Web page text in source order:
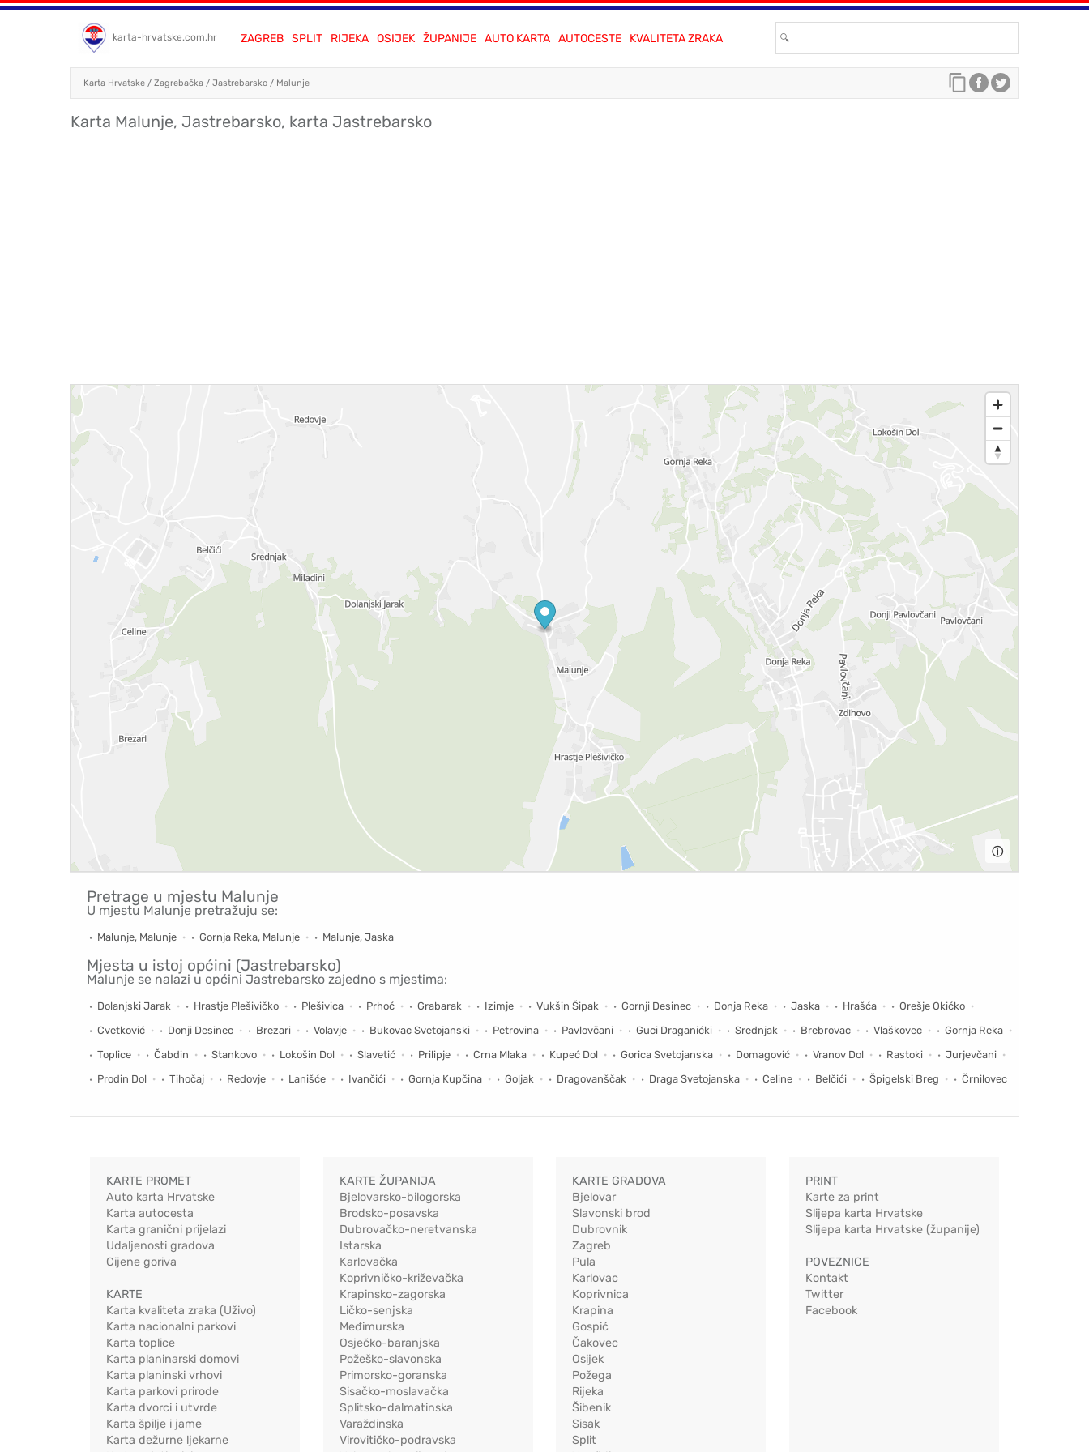
karta-hrvatske.com.hr ZAGREB SPLIT RIJEKA OSIJEK ŽUPANIJE AUTO KARTA AUTOCESTE KVALITETA ZRAKA
Karta Hrvatske / Zagrebačka / Jastrebarsko / Malunje
Karta Malunje, Jastrebarsko, karta Jastrebarsko
ⓘ
Pretrage u mjestu Malunje
U mjestu Malunje pretražuju se:
Malunje, Malunje Gornja Reka, Malunje Malunje, Jaska
Mjesta u istoj općini (Jastrebarsko)
Malunje se nalazi u općini Jastrebarsko zajedno s mjestima:
Dolanjski Jarak Hrastje Plešivičko Plešivica Prhoć Grabarak Izimje Vukšin Šipak Gornji Desinec Donja Reka Jaska Hrašća
Orešje Okićko
Cvetković
Donji Desinec Brezari Volavje Bukovac Svetojanski Petrovina Pavlovčani Guci Draganićki Srednjak Brebrovac Vlaškovec
Gornja Reka
Toplice
Čabdin Stankovo Lokošin Dol Slavetić Prilipje Crna Mlaka Kupeć Dol Gorica Svetojanska Domagović Vranov Dol Rastoki
Jurjevčani
Prodin Dol
Tihočaj Redovje Lanišće Ivančići Gornja Kupčina Goljak Dragovanščak Draga Svetojanska Celine Belčići Špigelski Breg Črnilovec
KARTE PROMET
Auto karta Hrvatske
Karta autocesta
Karta granični prijelazi
Udaljenosti gradova
Cijene goriva
KARTE
Karta kvaliteta zraka (Uživo)
Karta nacionalni parkovi
Karta toplice
Karta planinarski domovi
Karta planinski vrhovi
Karta parkovi prirode
Karta dvorci i utvrde
Karta špilje i jame
Karta dežurne ljekarne
KARTE ŽUPANIJA
Bjelovarsko-bilogorska
Brodsko-posavska
Dubrovačko-neretvanska
Istarska
Karlovačka
Koprivničko-križevačka
Krapinsko-zagorska
Ličko-senjska
Međimurska
Osječko-baranjska
Požeško-slavonska
Primorsko-goranska
Sisačko-moslavačka
Splitsko-dalmatinska
Varaždinska
Virovitičko-podravska
KARTE GRADOVA
Bjelovar
Slavonski brod
Dubrovnik
Zagreb
Pula
Karlovac
Koprivnica
Krapina
Gospić
Čakovec
Osijek
Požega
Rijeka
Šibenik
Sisak
Split
PRINT
Karte za print
Slijepa karta Hrvatske
Slijepa karta Hrvatske (županije)
POVEZNICE
Kontakt
Twitter
Facebook